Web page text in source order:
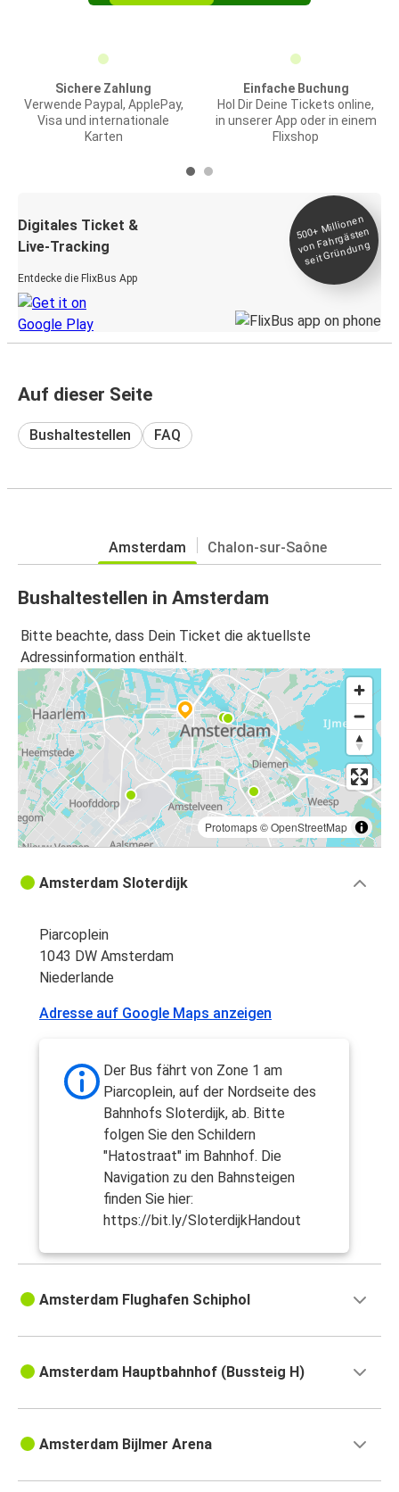
Sichere Zahlung
Verwende Paypal, ApplePay,
Visa und internationale
Karten
Einfache Buchung
Hol Dir Deine Tickets online,
in unserer App oder in einem
Flixshop
Digitales Ticket &
Live-Tracking
Entdecke die FlixBus App
500+
Millionen
von Fahrgästen
seit
Gründung
Auf dieser Seite
Bushaltestellen FAQ
Amsterdam Chalon-sur-Saône
Bushaltestellen in Amsterdam
Bitte beachte, dass Dein Ticket die aktuellste
Adressinformation enthält.
Protomaps©OpenStreetMap
Amsterdam Sloterdijk
Piarcoplein
1043 DW Amsterdam
Niederlande
Adresse auf Google Maps anzeigen
Der Bus fährt von Zone 1 am
Piarcoplein, auf der Nordseite des
Bahnhofs Sloterdijk, ab. Bitte
folgen Sie den Schildern
"Hatostraat" im Bahnhof. Die
Navigation zu den Bahnsteigen
finden Sie hier:
https://bit.ly/SloterdijkHandout
Amsterdam Flughafen Schiphol
Amsterdam Hauptbahnhof (Bussteig H)
Amsterdam Bijlmer Arena